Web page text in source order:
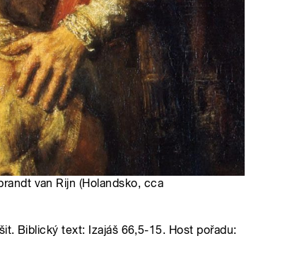
van Rijn (Holandsko, cca
Biblický text: Izajáš 66,5-15. Host pořadu: